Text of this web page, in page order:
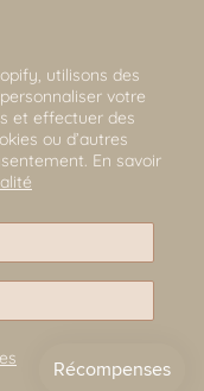
utilisons des
votre
et effectuer des
ou d’autres
En savoir